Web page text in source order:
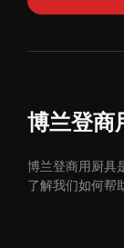
博兰登商
博兰登商用厨具
了解我们如何帮